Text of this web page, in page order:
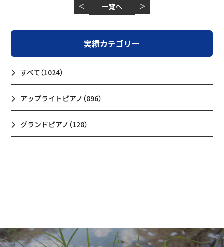
＜ 一覧へ ＞
実績カテゴリー
すべて（1024）
アップライトピアノ （896）
グランドピアノ （128）